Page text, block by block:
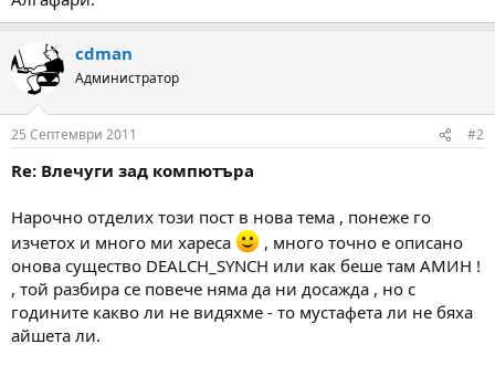
cdman
Администратор
25 Септември 2011 #2
Re: Влечуги зад компютъра
Нарочно отделих този пост в нова тема , понеже го
изчетох и много ми хареса
, много точно е описано
онова существо DEALCH_SYNCH или как беше там АМИН !
, той разбира се повече няма да ни досажда , но с
годините какво ли не видяхме - то мустафета ли не бяха
айшета ли.